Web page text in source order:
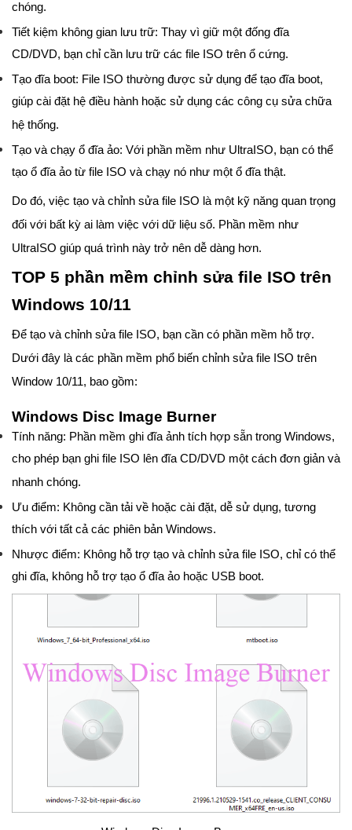
chóng.
Tiết kiệm không gian lưu trữ: Thay vì giữ một đống đĩa
CD/DVD, bạn chỉ cần lưu trữ các file ISO trên ổ cứng.
Tạo đĩa boot: File ISO thường được sử dụng để tạo đĩa boot,
giúp cài đặt hệ điều hành hoặc sử dụng các công cụ sửa chữa
hệ thống.
Tạo và chạy ổ đĩa ảo: Với phần mềm như UltraISO, bạn có thể
tạo ổ đĩa ảo từ file ISO và chạy nó như một ổ đĩa thật.
Do đó, việc tạo và chỉnh sửa file ISO là một kỹ năng quan trọng
đối với bất kỳ ai làm việc với dữ liệu số. Phần mềm như
UltraISO giúp quá trình này trở nên dễ dàng hơn.
TOP 5 phần mềm chỉnh sửa file ISO trên
Windows 10/11
Để tạo và chỉnh sửa file ISO, bạn cần có phần mềm hỗ trợ.
Dưới đây là các phần mềm phổ biến chỉnh sửa file ISO trên
Window 10/11, bao gồm:
Windows Disc Image Burner
Tính năng: Phần mềm ghi đĩa ảnh tích hợp sẵn trong Windows,
cho phép bạn ghi file ISO lên đĩa CD/DVD một cách đơn giản và
nhanh chóng.
Ưu điểm: Không cần tải về hoặc cài đặt, dễ sử dụng, tương
thích với tất cả các phiên bản Windows.
Nhược điểm: Không hỗ trợ tạo và chỉnh sửa file ISO, chỉ có thể
ghi đĩa, không hỗ trợ tạo ổ đĩa ảo hoặc USB boot.